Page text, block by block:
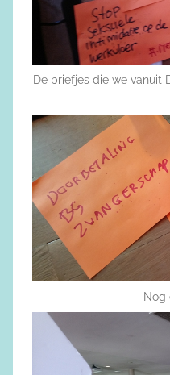
De briefjes die we vanuit
Nog